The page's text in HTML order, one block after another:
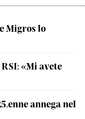
Migros lo
«Mi avete
annega nel